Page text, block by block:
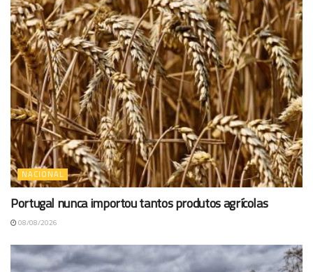
NACIONAL
Portugal nunca importou tantos produtos agrícolas
08/08/2026